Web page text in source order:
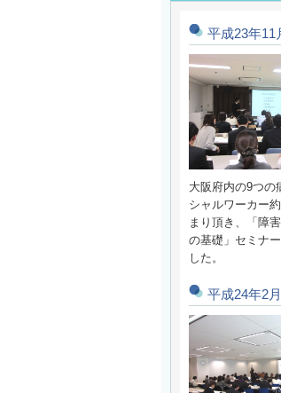
平成23年11
大阪府内の9つの
シャルワーカー
まり頂き、「障
の基礎」セミナ
した。
平成24年2